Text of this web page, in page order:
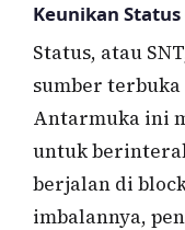
Keunikan Status
Status, atau
sumber
Antarmuka ini
untuk
berjalan di
imbalannya,